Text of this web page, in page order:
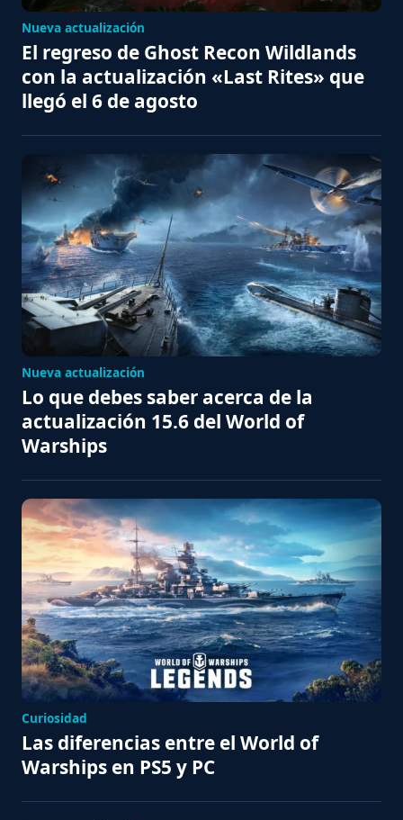
Nueva actualización
El regreso de Ghost Recon Wildlands
con la actualización «Last Rites» que
llegó el 6 de agosto
Nueva actualización
Lo que debes saber acerca de la
actualización 15.6 del World of
Warships
Curiosidad
Las diferencias entre el World of
Warships en PS5 y PC